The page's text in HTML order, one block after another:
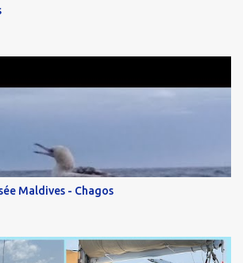
Maldives - Chagos